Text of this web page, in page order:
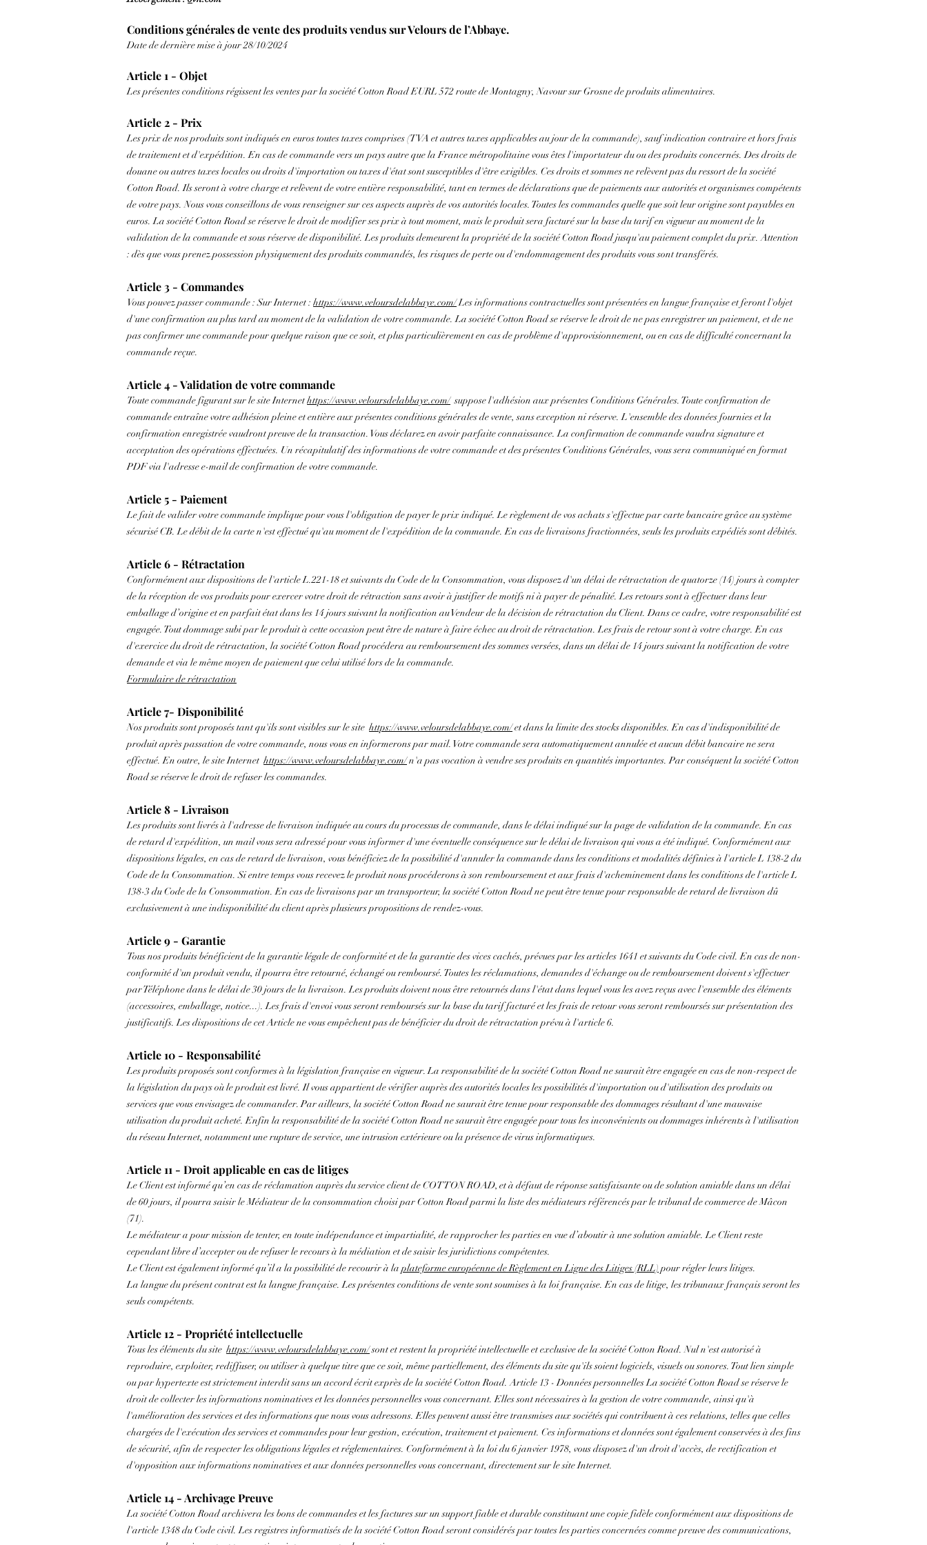
Conditions générales de vente des produits vendus sur Velours de l’Abbaye.
Date de dernière mise à jour 28/10/2024
Article 1 - Objet
Les présentes conditions régissent les ventes par la société Cotton Road EURL 572 route de Montagny, Navour sur Grosne de produits alimentaires.
Article 2 - Prix
Les prix de nos produits sont indiqués en euros toutes taxes comprises (TVA et autres taxes applicables au jour de la commande), sauf indication contraire et hors frais
de traitement et d'expédition. En cas de commande vers un pays autre que la France métropolitaine vous êtes l'importateur du ou des produits concernés. Des droits de
douane ou autres taxes locales ou droits d'importation ou taxes d'état sont susceptibles d'être exigibles. Ces droits et sommes ne relèvent pas du ressort de la société
Cotton Road. Ils seront à votre charge et relèvent de votre entière responsabilité, tant en termes de déclarations que de paiements aux autorités et organismes compétents
de votre pays. Nous vous conseillons de vous renseigner sur ces aspects auprès de vos autorités locales. Toutes les commandes quelle que soit leur origine sont payables en
euros. La société Cotton Road se réserve le droit de modifier ses prix à tout moment, mais le produit sera facturé sur la base du tarif en vigueur au moment de la
validation de la commande et sous réserve de disponibilité. Les produits demeurent la propriété de la société Cotton Road jusqu'au paiement complet du prix. Attention
: dès que vous prenez possession physiquement des produits commandés, les risques de perte ou d'endommagement des produits vous sont transférés.
Article 3 - Commandes
Vous pouvez passer commande : Sur Internet : https://www.veloursdelabbaye.com/Les informations contractuelles sont présentées en langue française et feront l'objet
d'une confirmation au plus tard au moment de la validation de votre commande. La société Cotton Road se réserve le droit de ne pas enregistrer un paiement, et de ne
pas confirmer une commande pour quelque raison que ce soit, et plus particulièrement en cas de problème d'approvisionnement, ou en cas de difficulté concernant la
commande reçue.
Article 4 - Validation de votre commande
Toute commande figurant sur le site Internethttps://www.veloursdelabbaye.com/suppose l'adhésion aux présentes Conditions Générales. Toute confirmation de
commande entraîne votre adhésion pleine et entière aux présentes conditions générales de vente, sans exception ni réserve. L'ensemble des données fournies et la
confirmation enregistrée vaudront preuve de la transaction. Vous déclarez en avoir parfaite connaissance. La confirmation de commande vaudra signature et
acceptation des opérations effectuées. Un récapitulatif des informations de votre commande et des présentes Conditions Générales, vous sera communiqué en format
PDF via l'adresse e-mail de confirmation de votre commande.
Article 5 - Paiement
Le fait de valider votre commande implique pour vous l'obligation de payer le prix indiqué. Le règlement de vos achats s'effectue par carte bancaire grâce au système
sécurisé CB. Le débit de la carte n'est effectué qu'au moment de l'expédition de la commande. En cas de livraisons fractionnées, seuls les produits expédiés sont débités.
Article 6 - Rétractation
Conformément aux dispositions de l'article L.221-18 et suivants du Code de la Consommation, vous disposez d'un délai de rétractation de quatorze (14) jours à compter
de la réception de vos produits pour exercer votre droit de rétraction sans avoir à justifier de motifs ni à payer de pénalité. Les retours sont à effectuer dans leur
emballage d’origine et en parfait état dans les 14 jours suivant la notification au Vendeur de la décision de rétractation du Client. Dans ce cadre, votre responsabilité est
engagée. Tout dommage subi par le produit à cette occasion peut être de nature à faire échec au droit de rétractation. Les frais de retour sont à votre charge. En cas
d'exercice du droit de rétractation, la société Cotton Road procédera au remboursement des sommes versées, dans un délai de 14 jours suivant la notification de votre
demande et via le même moyen de paiement que celui utilisé lors de la commande.
Formulaire de rétractation
Article 7- Disponibilité
Nos produits sont proposés tant qu'ils sont visibles sur le site https://www.veloursdelabbaye.com/et dans la limite des stocks disponibles. En cas d'indisponibilité de
produit après passation de votre commande, nous vous en informerons par mail. Votre commande sera automatiquement annulée et aucun débit bancaire ne sera
effectué. En outre, le site Internet https://www.veloursdelabbaye.com/n'a pas vocation à vendre ses produits en quantités importantes. Par conséquent la société Cotton
Road se réserve le droit de refuser les commandes.
Article 8 - Livraison
Les produits sont livrés à l'adresse de livraison indiquée au cours du processus de commande, dans le délai indiqué sur la page de validation de la commande. En cas
de retard d'expédition, un mail vous sera adressé pour vous informer d'une éventuelle conséquence sur le délai de livraison qui vous a été indiqué. Conformément aux
dispositions légales, en cas de retard de livraison, vous bénéficiez de la possibilité d'annuler la commande dans les conditions et modalités définies à l'article L 138-2 du
Code de la Consommation. Si entre temps vous recevez le produit nous procéderons à son remboursement et aux frais d'acheminement dans les conditions de l'article L
138-3 du Code de la Consommation. En cas de livraisons par un transporteur, la société Cotton Road ne peut être tenue pour responsable de retard de livraison dû
exclusivement à une indisponibilité du client après plusieurs propositions de rendez-vous.
Article 9 - Garantie
Tous nos produits bénéficient de la garantie légale de conformité et de la garantie des vices cachés, prévues par les articles 1641 et suivants du Code civil. En cas de non-
conformité d'un produit vendu, il pourra être retourné, échangé ou remboursé. Toutes les réclamations, demandes d'échange ou de remboursement doivent s'effectuer
par Téléphone dans le délai de 30 jours de la livraison. Les produits doivent nous être retournés dans l'état dans lequel vous les avez reçus avec l'ensemble des éléments
(accessoires, emballage, notice...). Les frais d'envoi vous seront remboursés sur la base du tarif facturé et les frais de retour vous seront remboursés sur présentation des
justificatifs. Les dispositions de cet Article ne vous empêchent pas de bénéficier du droit de rétractation prévu à l'article 6.
Article 10 - Responsabilité
Les produits proposés sont conformes à la législation française en vigueur. La responsabilité de la société Cotton Road ne saurait être engagée en cas de non-respect de
la législation du pays où le produit est livré. Il vous appartient de vérifier auprès des autorités locales les possibilités d'importation ou d'utilisation des produits ou
services que vous envisagez de commander. Par ailleurs, la société Cotton Road ne saurait être tenue pour responsable des dommages résultant d'une mauvaise
utilisation du produit acheté. Enfin la responsabilité de la société Cotton Road ne saurait être engagée pour tous les inconvénients ou dommages inhérents à l'utilisation
du réseau Internet, notamment une rupture de service, une intrusion extérieure ou la présence de virus informatiques.
Article 11 - Droit applicable en cas de litiges
Le Client est informé qu’en cas de réclamation auprès du service client de COTTON ROAD, et à défaut de réponse satisfaisante ou de solution amiable dans un délai
de 60 jours, il pourra saisir le Médiateur de la consommation choisi par Cotton Road parmi la liste des médiateurs référencés par le tribunal de commerce de Mâcon
(71).
Le médiateur a pour mission de tenter, en toute indépendance et impartialité, de rapprocher les parties en vue d’aboutir à une solution amiable. Le Client reste
cependant libre d’accepter ou de refuser le recours à la médiation et de saisir les juridictions compétentes.
Le Client est également informé qu’il a la possibilité de recourir à la plateforme européenne de Règlement en Ligne des Litiges (RLL) pour régler leurs litiges.
La langue du présent contrat est la langue française. Les présentes conditions de vente sont soumises à la loi française. En cas de litige, les tribunaux français seront les
seuls compétents.
Article 12 - Propriété intellectuelle
Tous les éléments du site https://www.veloursdelabbaye.com/sont et restent la propriété intellectuelle et exclusive de la société Cotton Road. Nul n'est autorisé à
reproduire, exploiter, rediffuser, ou utiliser à quelque titre que ce soit, même partiellement, des éléments du site qu'ils soient logiciels, visuels ou sonores. Tout lien simple
ou par hypertexte est strictement interdit sans un accord écrit exprès de la société Cotton Road. Article 13 - Données personnelles La société Cotton Road se réserve le
droit de collecter les informations nominatives et les données personnelles vous concernant. Elles sont nécessaires à la gestion de votre commande, ainsi qu'à
l'amélioration des services et des informations que nous vous adressons. Elles peuvent aussi être transmises aux sociétés qui contribuent à ces relations, telles que celles
chargées de l'exécution des services et commandes pour leur gestion, exécution, traitement et paiement. Ces informations et données sont également conservées à des fins
de sécurité, afin de respecter les obligations légales et réglementaires. Conformément à la loi du 6 janvier 1978, vous disposez d'un droit d'accès, de rectification et
d'opposition aux informations nominatives et aux données personnelles vous concernant, directement sur le site Internet.
Article 14 - Archivage Preuve
La société Cotton Road archivera les bons de commandes et les factures sur un support fiable et durable constituant une copie fidèle conformément aux dispositions de
l'article 1348 du Code civil. Les registres informatisés de la société Cotton Road seront considérés par toutes les parties concernées comme preuve des communications,